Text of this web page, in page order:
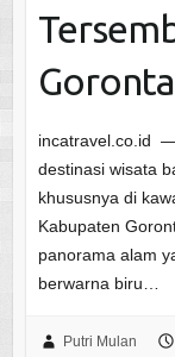
incatravel.co.id
destinasi wisata
khususnya di
Kabupaten
panorama alam
berwarna biru…
Putri Mulan